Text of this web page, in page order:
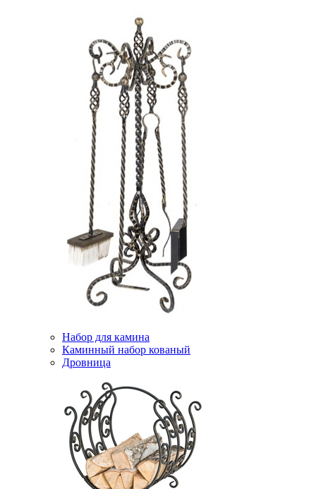
Набор для камина
Каминный набор кованый
Дровница